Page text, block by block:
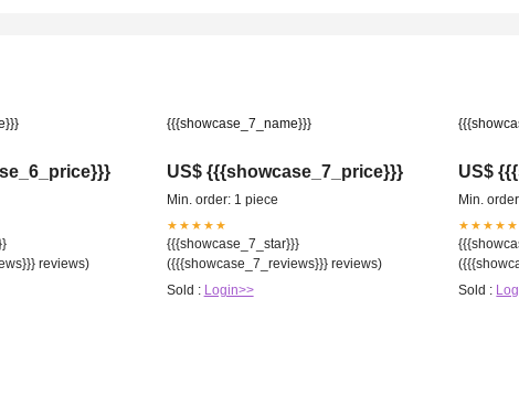
reviews)
{{{showcase_7_name}}}
US$ {{{showcase_7_price}}}
Min. order: 1 piece
★★★★★
{{{showcase_7_star}}}
({{{showcase_7_reviews}}} reviews)
Sold : Login>>
US$
Min.
★★★★★
Sold :